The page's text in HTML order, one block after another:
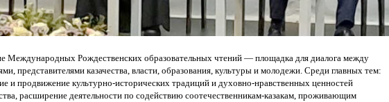
Международных Рождественских образовательных чтений — площадка для диалога между
представителями казачества, власти, образования, культуры и молодежи. Среди главных тем:
и продвижение культурно-исторических традиций и духовно-нравственных ценностей
расширение деятельности по содействию соотечественникам-казакам, проживающим